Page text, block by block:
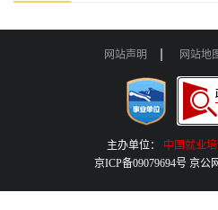
网站声明 网站地
主办单位： 中国就业
京ICP备09079694号 京公